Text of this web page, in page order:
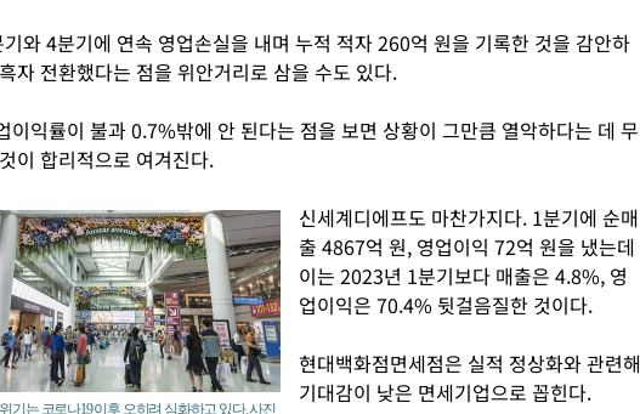
와 4분기에 연속 영업손실을 내며 누적 적자 260억 원을 기록한 것을 감안하
자 전환했다는 점을 위안거리로 삼을 수도 있다.
이익률이 불과 0.7%밖에 안 된다는 점을 보면 상황이 그만큼 열악하다는 데 무
이 합리적으로 여겨진다.
기는 코로나19 이후 오히려 심화하고 있다. 사진
신세계디에프도 마찬가지다. 1분기에 순매
출 4867억 원, 영업이익 72억 원을 냈는데
이는 2023년 1분기보다 매출은 4.8%, 영
업이익은 70.4% 뒷걸음질한 것이다.
현대백화점면세점은 실적 정상화와 관련해
기대감이 낮은 면세기업으로 꼽힌다.